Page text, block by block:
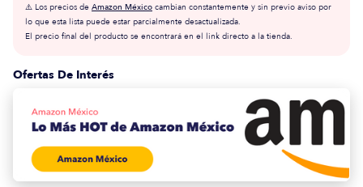
⚠️ Los precios de Amazon México cambian constantemente y sin previo aviso por
lo que esta lista puede estar parcialmente desactualizada.
El precio final del producto se encontrará en el link directo a la tienda.
Ofertas De Interés